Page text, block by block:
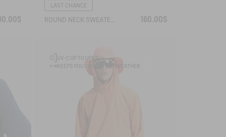
LAST CHANCE
ROUND NECK SWEATER WITH COLORBLOCK EFFECT IN WOOL BLEND 160.00$
UV-C UP TO UPF 50+
KEEPS YOU COOL IN HOT WEATHER